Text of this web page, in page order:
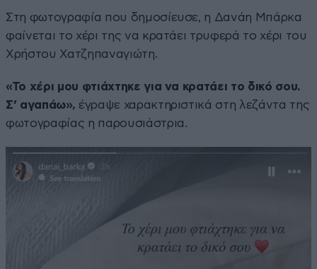
Στη φωτογραφία που δημοσίευσε, η Δανάη Μπάρκα
φαίνεται το χέρι της να κρατάει τρυφερά το χέρι του
Χρήστου Χατζηπαναγιώτη.
«Το χέρι μου φτιάχτηκε για να κρατάει το δικό σου.
Σ’ αγαπάω», έγραψε χαρακτηριστικά στη λεζάντα της
φωτογραφίας η παρουσιάστρια.